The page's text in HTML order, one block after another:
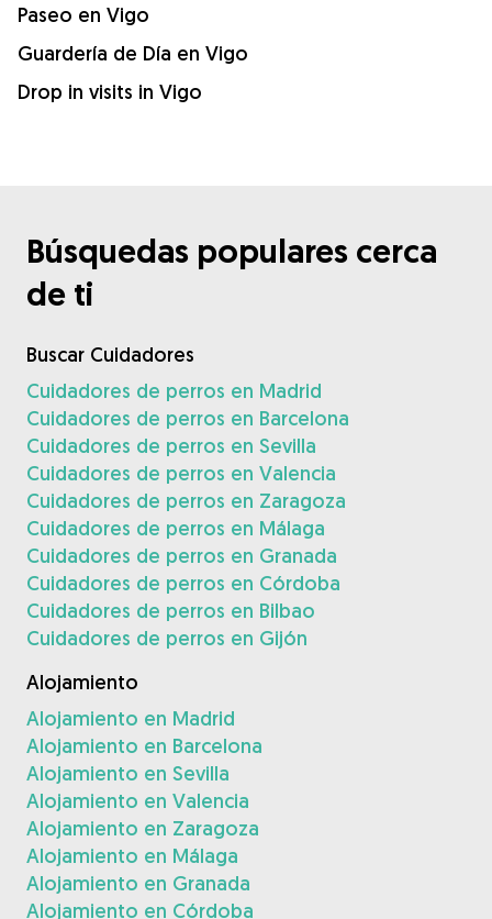
Paseo en Vigo
Guardería de Día en Vigo
Drop in visits in Vigo
Búsquedas populares cerca
de ti
Buscar Cuidadores
Cuidadores de perros en Madrid
Cuidadores de perros en Barcelona
Cuidadores de perros en Sevilla
Cuidadores de perros en Valencia
Cuidadores de perros en Zaragoza
Cuidadores de perros en Málaga
Cuidadores de perros en Granada
Cuidadores de perros en Córdoba
Cuidadores de perros en Bilbao
Cuidadores de perros en Gijón
Alojamiento
Alojamiento en Madrid
Alojamiento en Barcelona
Alojamiento en Sevilla
Alojamiento en Valencia
Alojamiento en Zaragoza
Alojamiento en Málaga
Alojamiento en Granada
Alojamiento en Córdoba